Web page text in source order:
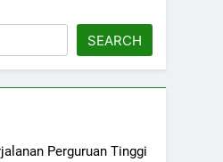
SEARCH
Perguruan Tinggi